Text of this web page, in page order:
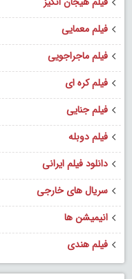
فیلم معمایی
فیلم ماجراجویی
فیلم کره ای
فیلم جنایی
فیلم دوبله
دانلود فیلم ایرانی
سریال های خارجی
انیمیشن ها
فیلم هندی